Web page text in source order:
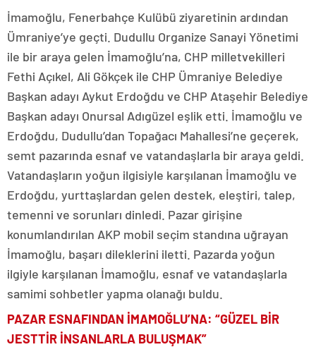
İmamoğlu, Fenerbahçe Kulübü ziyaretinin ardından
Ümraniye’ye geçti. Dudullu Organize Sanayi Yönetimi
ile bir araya gelen İmamoğlu’na, CHP milletvekilleri
Fethi Açıkel, Ali Gökçek ile CHP Ümraniye Belediye
Başkan adayı Aykut Erdoğdu ve CHP Ataşehir Belediye
Başkan adayı Onursal Adıgüzel eşlik etti. İmamoğlu ve
Erdoğdu, Dudullu’dan Topağacı Mahallesi’ne geçerek,
semt pazarında esnaf ve vatandaşlarla bir araya geldi.
Vatandaşların yoğun ilgisiyle karşılanan İmamoğlu ve
Erdoğdu, yurttaşlardan gelen destek, eleştiri, talep,
temenni ve sorunları dinledi. Pazar girişine
konumlandırılan AKP mobil seçim standına uğrayan
İmamoğlu, başarı dileklerini iletti. Pazarda yoğun
ilgiyle karşılanan İmamoğlu, esnaf ve vatandaşlarla
samimi sohbetler yapma olanağı buldu.
PAZAR ESNAFINDAN İMAMOĞLU’NA: “GÜZEL BİR
JESTTİR İNSANLARLA BULUŞMAK”